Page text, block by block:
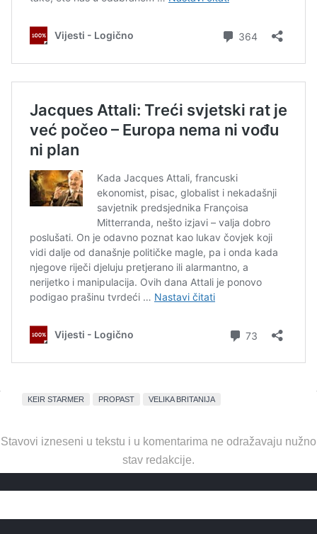
KEIR STARMER PROPAST VELIKA BRITANIJA
Stavovi izneseni u tekstu i u komentarima ne odražavaju nužno
stav redakcije.